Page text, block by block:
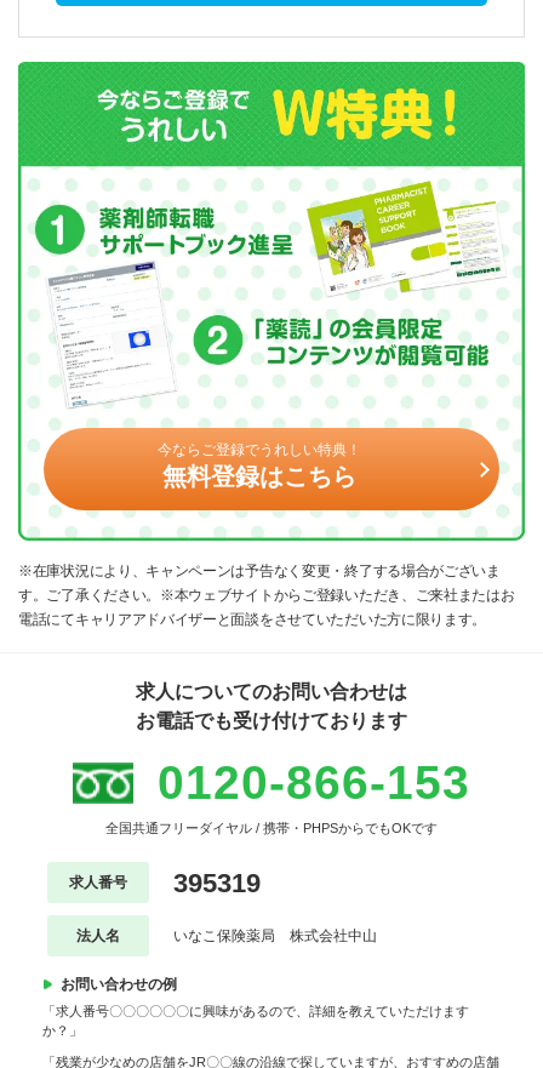
今ならご登録でうれしい特典！
無料登録はこちら
※在庫状況により、キャンペーンは予告なく変更・終了する場合がございま
す。ご了承ください。※本ウェブサイトからご登録いただき、ご来社またはお
電話にてキャリアアドバイザーと面談をさせていただいた方に限ります。
求人についてのお問い合わせは
お電話でも受け付けております
0120-866-153
全国共通フリーダイヤル / 携帯・PHPSからでもOKです
求人番号 395319
法人名 いなこ保険薬局 株式会社中山
お問い合わせの例
「求人番号〇〇〇〇〇〇に興味があるので、詳細を教えていただけます
か？」
「残業が少なめの店舗をJR〇〇線の沿線で探していますが、おすすめの店舗